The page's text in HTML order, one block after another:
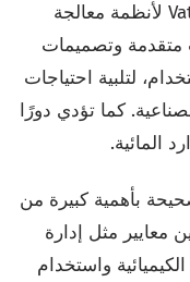
تُصمم أنظمة الترشيح التي طورتها Vatek لأنظمة معالجة
متقدمة وتصميمات
لتلبية احتياجات
كما تؤدي دورًا
المائية.
بأهمية كبيرة من
معايير مثل إدارة
واستخدام